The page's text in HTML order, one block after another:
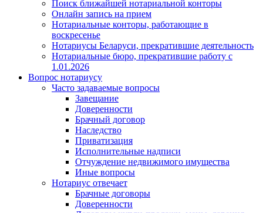
Поиск ближайшей нотариальной конторы
Онлайн запись на прием
Нотариальные конторы, работающие в
воскресенье
Нотариусы Беларуси, прекратившие деятельность
Нотариальные бюро, прекратившие работу с
1.01.2026
Вопрос нотариусу
Часто задаваемые вопросы
Завещание
Доверенности
Брачный договор
Наследство
Приватизация
Исполнительные надписи
Отчуждение недвижимого имущества
Иные вопросы
Нотариус отвечает
Брачные договоры
Доверенности